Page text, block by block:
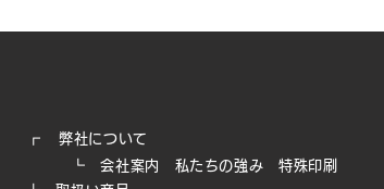
┏ 弊社について
┗会社案内 私たちの強み​
特殊印刷